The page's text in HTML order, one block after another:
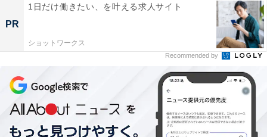
コメントが寄せられました。
PR
1日だけ働きたい、を叶える求人サイト
ショットワークス
Recommended by